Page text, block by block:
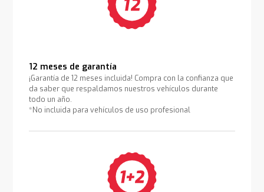
12 meses de garantía
¡Garantía de 12 meses incluida! Compra con la confianza que
da saber que respaldamos nuestros vehículos durante
todo un año.
*No incluida para vehículos de uso profesional